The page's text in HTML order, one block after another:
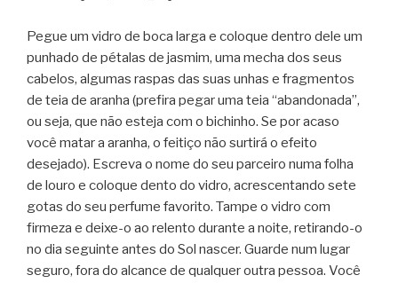
Pegue um vidro de boca larga e coloque dentro dele um
punhado de pétalas de jasmim, uma mecha dos seus
cabelos, algumas raspas das suas unhas e fragmentos
de teia de aranha (prefira pegar uma teia “abandonada”,
ou seja, que não esteja com o bichinho. Se por acaso
você matar a aranha, o feitiço não surtirá o efeito
desejado). Escreva o nome do seu parceiro numa folha
de louro e coloque dento do vidro, acrescentando sete
gotas do seu perfume favorito. Tampe o vidro com
firmeza e deixe-o ao relento durante a noite, retirando-o
no dia seguinte antes do Sol nascer. Guarde num lugar
seguro, fora do alcance de qualquer outra pessoa. Você